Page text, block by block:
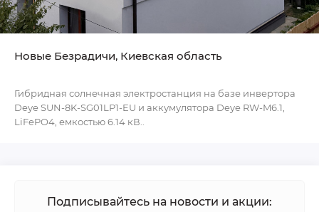
Новые Безрадичи, Киевская область
Гибридная солнечная электростанция на базе инвертора
Deye SUN-8K-SG01LP1-EU и аккумулятора Deye RW-M6.1,
LiFePO4, емкостью 6.14 кВ..
Подписывайтесь на новости и акции: